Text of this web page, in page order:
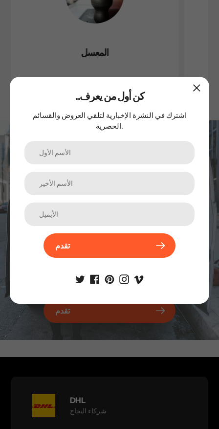
المعسل
اشترك في نشرتنا الإخبارية
تقدم
DHL
شركاء النجاح
..كن أول من يعرف
اشترك في النشرة الإخبارية لتلقي العروض والقسائم
الحصرية.
تقدم